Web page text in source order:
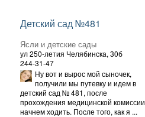
Детский сад №481
Ясли и детские сады
ул 250-летия Челябинска, 30б
244-31-47
Ну вот и вырос мой сыночек,
получили мы путевку и идем в
детский сад № 481, после
прохождения медицинской комиссии
начнем ходить. После того, как я ...